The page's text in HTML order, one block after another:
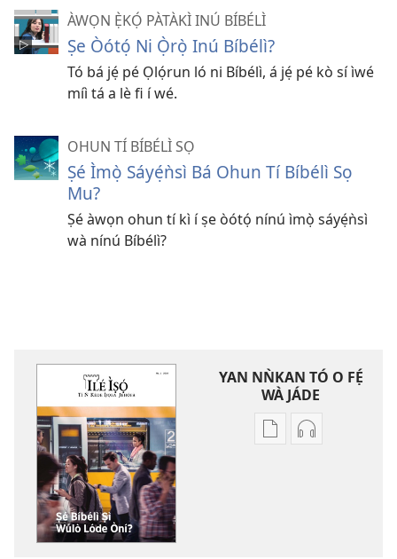
ÀWỌN Ẹ̀KỌ́ PÀTÀKÌ INÚ BÍBÉLÌ
Ṣe Òótọ́ Ni Ọ̀rọ̀ Inú Bíbélì?
Tó bá jẹ́ pé Ọlọ́run ló ni Bíbélì, á jẹ́ pé kò sí ìwé
míì tá a lè fi í wé.
OHUN TÍ BÍBÉLÌ SỌ
Ṣé Ìmọ̀ Sáyẹ́ǹsì Bá Ohun Tí Bíbélì Sọ
Mu?
Ṣé àwọn ohun tí kì í ṣe òótọ́ nínú ìmọ̀ sáyẹ́ǹsì
wà nínú Bíbélì?
YAN NǸKAN TÓ O FẸ́
WÀ JÁDE
Bó
Bó